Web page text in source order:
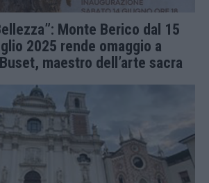
Monte Berico dal 15
2025 rende omaggio a
maestro dell’arte sacra